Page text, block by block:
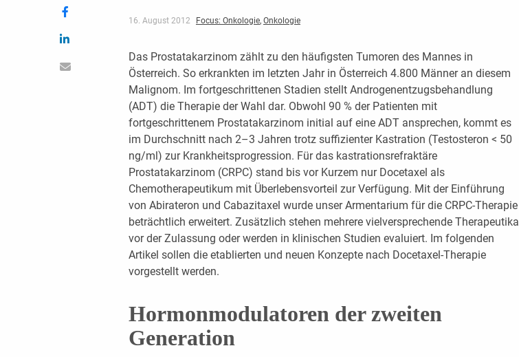
16. August 2012 Focus: Onkologie, Onkologie
Das Prostatakarzinom zählt zu den häufigsten Tumoren des Mannes in
Österreich. So erkrankten im letzten Jahr in Österreich 4.800 Männer an diesem
Malignom. Im fortgeschrittenen Stadien stellt Androgenentzugsbehandlung
(ADT) die Therapie der Wahl dar. Obwohl 90 % der Patienten mit
fortgeschrittenem Prostatakarzinom initial auf eine ADT ansprechen, kommt es
im Durchschnitt nach 2–3 Jahren trotz suffizienter Kastration (Testosteron < 50
ng/ml) zur Krankheitsprogression. Für das kastrationsrefraktäre
Prostatakarzinom (CRPC) stand bis vor Kurzem nur Docetaxel als
Chemotherapeutikum mit Überlebensvorteil zur Verfügung. Mit der Einführung
von Abirateron und Cabazitaxel wurde unser Armentarium für die CRPC-Therapie
beträchtlich erweitert. Zusätzlich stehen mehrere vielversprechende Therapeutika
vor der Zulassung oder werden in klinischen Studien evaluiert. Im folgenden
Artikel sollen die etablierten und neuen Konzepte nach Docetaxel-Therapie
vorgestellt werden.
Hormonmodulatoren der zweiten
Generation